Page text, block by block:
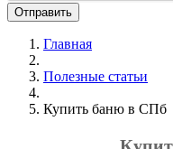
Главная
Полезные статьи
Купить баню в СПб